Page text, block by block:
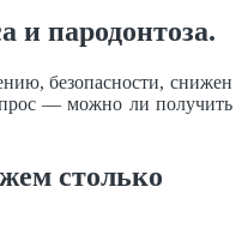
и пародонтоза.
безопасности, снижен
— можно ли получить
столько